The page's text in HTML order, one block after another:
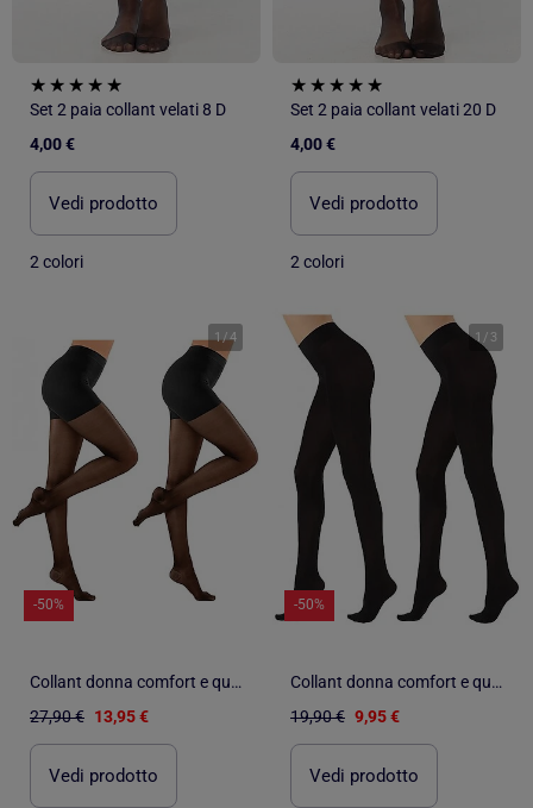
Set 2 paia collant velati 8 D
4,00 €
Vedi prodotto
2 colori
Set 2 paia collant velati 20 D
4,00 €
Vedi prodotto
2 colori
1/4
-50%
Collant donna comfort e qualità INFINITIF - Confezione da 2
27,90 € 13,95 €
Vedi prodotto
1 / 3
-50%
Collant donna comfort e qualità INFINITIF - Confezione da 2
19,90 € 9,95 €
Vedi prodotto